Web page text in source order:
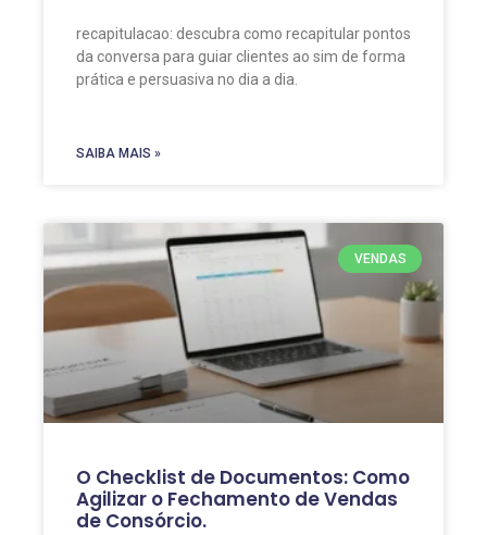
recapitulacao: descubra como recapitular pontos
da conversa para guiar clientes ao sim de forma
prática e persuasiva no dia a dia.
SAIBA MAIS »
VENDAS
O Checklist de Documentos: Como
Agilizar o Fechamento de Vendas
de Consórcio.